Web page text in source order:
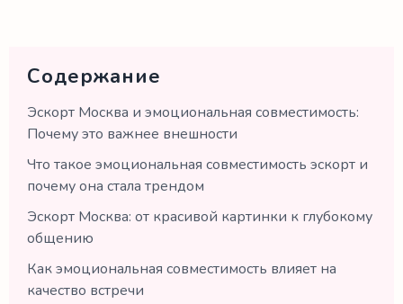
Содержание
Эскорт Москва и эмоциональная совместимость:
Почему это важнее внешности
Что такое эмоциональная совместимость эскорт и
почему она стала трендом
Эскорт Москва: от красивой картинки к глубокому
общению
Как эмоциональная совместимость влияет на
качество встречи